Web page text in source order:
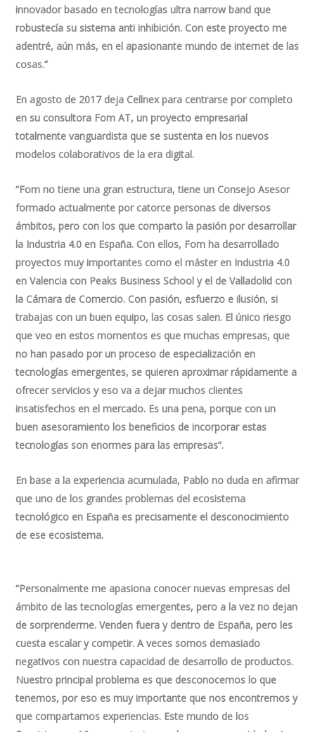
innovador basado en tecnologías ultra narrow band que
robustecía su sistema anti inhibición. Con este proyecto me
adentré, aún más, en el apasionante mundo de internet de las
cosas.”
En agosto de 2017 deja Cellnex para centrarse por completo
en su consultora Fom AT, un proyecto empresarial
totalmente vanguardista que se sustenta en los nuevos
modelos colaborativos de la era digital.
“Fom no tiene una gran estructura, tiene un Consejo Asesor
formado actualmente por catorce personas de diversos
ámbitos, pero con los que comparto la pasión por desarrollar
la Industria 4.0 en España. Con ellos, Fom ha desarrollado
proyectos muy importantes como el máster en Industria 4.0
en Valencia con Peaks Business School y el de Valladolid con
la Cámara de Comercio. Con pasión, esfuerzo e ilusión, si
trabajas con un buen equipo, las cosas salen. El único riesgo
que veo en estos momentos es que muchas empresas, que
no han pasado por un proceso de especialización en
tecnologías emergentes, se quieren aproximar rápidamente a
ofrecer servicios y eso va a dejar muchos clientes
insatisfechos en el mercado. Es una pena, porque con un
buen asesoramiento los beneficios de incorporar estas
tecnologías son enormes para las empresas”.
En base a la experiencia acumulada, Pablo no duda en afirmar
que uno de los grandes problemas del ecosistema
tecnológico en España es precisamente el desconocimiento
de ese ecosistema.
“Personalmente me apasiona conocer nuevas empresas del
ámbito de las tecnologías emergentes, pero a la vez no dejan
de sorprenderme. Venden fuera y dentro de España, pero les
cuesta escalar y competir. A veces somos demasiado
negativos con nuestra capacidad de desarrollo de productos.
Nuestro principal problema es que desconocemos lo que
tenemos, por eso es muy importante que nos encontremos y
que compartamos experiencias. Este mundo de los